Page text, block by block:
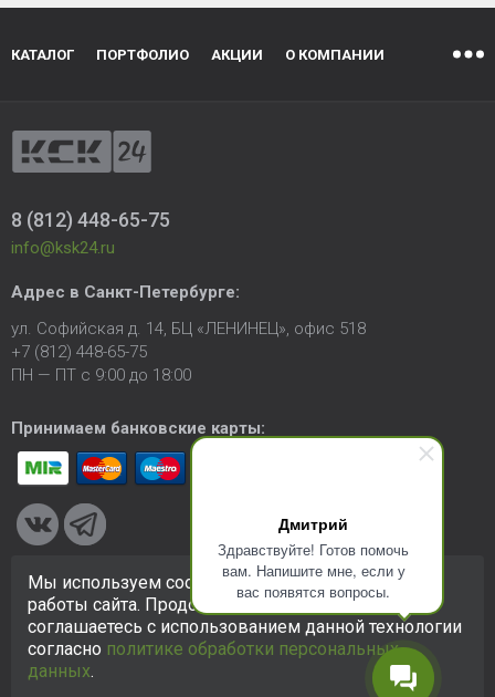
Дмитрий
Здравствуйте! Готов помочь
вам. Напишите мне, если у
вас появятся вопросы.
КАТАЛОГ ПОРТФОЛИО АКЦИИ О КОМПАНИИ
8 (812) 448-65-75
info@ksk24.ru
Адрес в Санкт-Петербурге:
ул. Софийская д. 14, БЦ «ЛЕНИНЕЦ», офис 518
+7 (812) 448-65-75
ПН — ПТ с 9:00 до 18:00
Принимаем банковские карты:
© 2005-2026 ООО «КСК». Сайт https://ksk24.ruсоздан
исключительно в информационных целях и любая информация
на сайте не является публичной офертой.Политика в
отношении персональных данных
Мы используем cookie-файлы для улучшения
работы сайта. Продолжая использовать сайт, вы
соглашаетесь с использованием данной технологии
согласно политике обработки персональных
данных.